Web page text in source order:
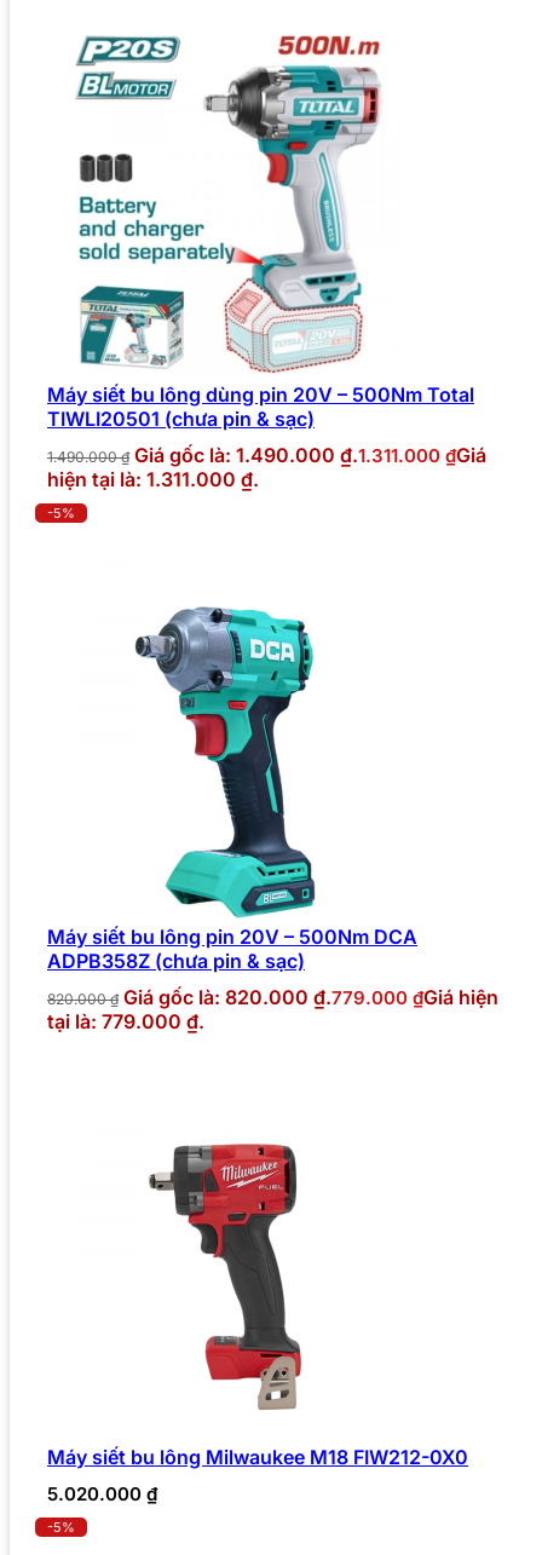
Máy siết bu lông dùng pin 20V – 500Nm Total
TIWLI20501 (chưa pin & sạc)
1.490.000₫ Giá gốc là: 1.490.000 ₫.1.311.000 ₫Giá
hiện tại là: 1.311.000 ₫.
-5%
Máy siết bu lông pin 20V – 500Nm DCA
ADPB358Z (chưa pin & sạc)
820.000₫ Giá gốc là: 820.000 ₫.779.000 ₫Giá hiện
tại là: 779.000 ₫.
Máy siết bu lông Milwaukee M18 FIW212-0X0
5.020.000 ₫
-5%